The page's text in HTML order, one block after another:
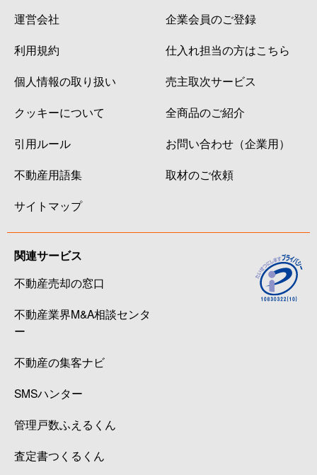
運営会社
利用規約
個人情報の取り扱い
クッキーについて
引用ルール
不動産用語集
サイトマップ
企業会員のご登録
仕入れ担当の方はこちら
売主取次サービス
全商品のご紹介
お問い合わせ（企業用）
取材のご依頼
関連サービス
不動産売却の窓口
不動産業界M&A相談センタ
ー
不動産の集客ナビ
SMSハンター
管理戸数ふえるくん
査定書つくるくん